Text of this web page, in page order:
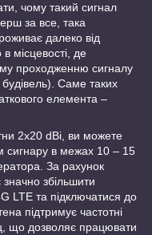
чому такий сигнал
за все, така
далеко від
місцевості, де
проходженню сигналу
будівель). Саме таких
елемента –
2x20 dBi, ви можете
сигнару в межах 10 – 15
За рахунок
значно збільшити
LTE та підключатися до
підтримує частотні
що дозволяє працювати